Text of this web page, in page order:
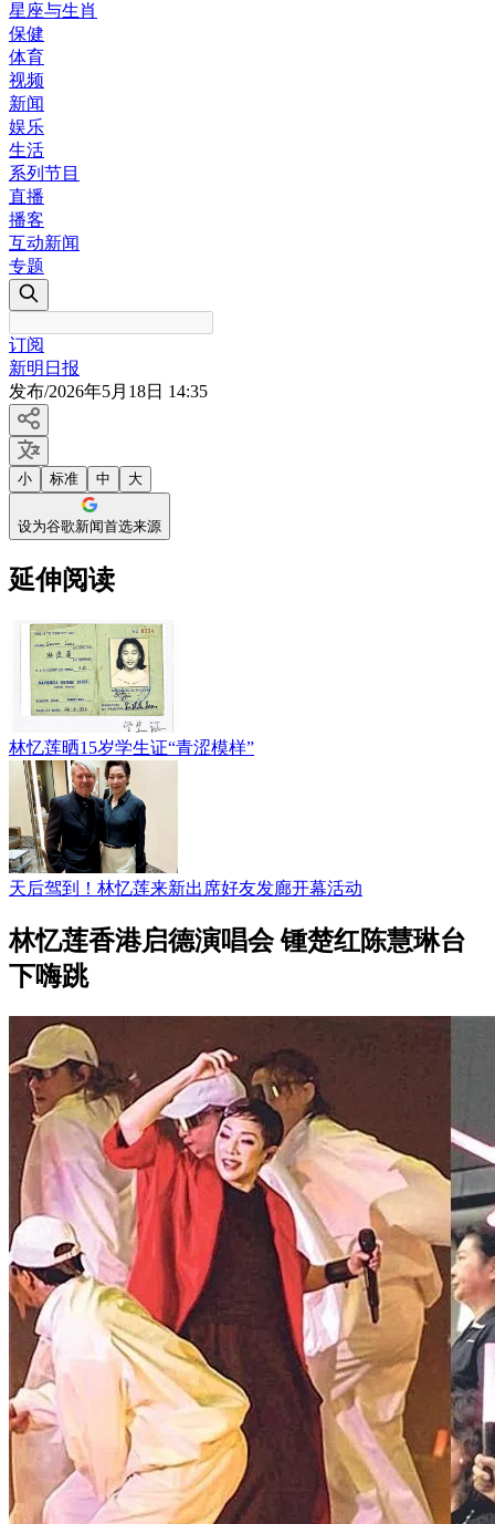
星座与生肖
保健
体育
视频
新闻
娱乐
生活
系列节目
直播
播客
互动新闻
专题
订阅
新明日报
发布/2026年5月18日 14:35
小 标准 中 大
设为谷歌新闻首选来源
延伸阅读
林忆莲晒15岁学生证“青涩模样”
天后驾到！林忆莲来新出席好友发廊开幕活动
林忆莲香港启德演唱会 锺楚红陈慧琳台
下嗨跳